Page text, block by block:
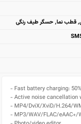
قطب نما, حسگر طیف رنگی
- Fast battery charging:
- Active noise cancellation
- MP4/DviX/XviD/H.264/
- MP3/WAV/FLAC/eAAC+/